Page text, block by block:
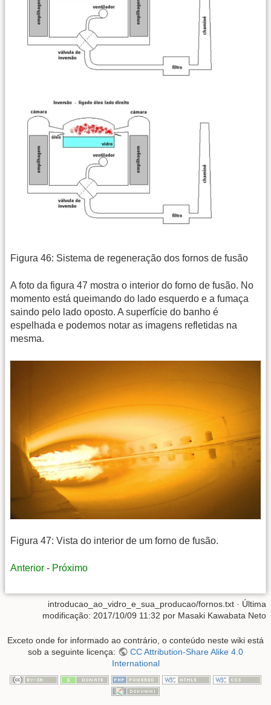
Figura 46: Sistema de regeneração dos fornos de fusão
A foto da figura 47 mostra o interior do forno de fusão. No
momento está queimando do lado esquerdo e a fumaça
saindo pelo lado oposto. A superfície do banho é
espelhada e podemos notar as imagens refletidas na
mesma.
Figura 47: Vista do interior de um forno de fusão.
Anterior - Próximo
introducao_ao_vidro_e_sua_producao/fornos.txt · Última
modificação: 2017/10/09 11:32 por Masaki Kawabata Neto
Exceto onde for informado ao contrário, o conteúdo neste wiki está
sob a seguinte licença:
CC Attribution-Share Alike 4.0
International